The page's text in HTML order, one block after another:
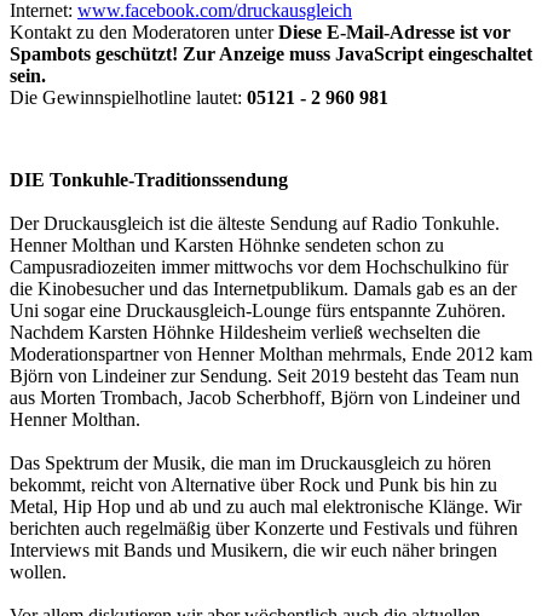
Internet: www.facebook.com/druckausgleich
Kontakt zu den Moderatoren unterDiese E-Mail-Adresse ist vor
Spambots geschützt! Zur Anzeige muss JavaScript eingeschaltet
sein.
Die Gewinnspielhotline lautet: 05121 - 2 960 981
DIE Tonkuhle-Traditionssendung
Der Druckausgleich ist die älteste Sendung auf Radio Tonkuhle.
Henner Molthan und Karsten Höhnke sendeten schon zu
Campusradiozeiten immer mittwochs vor dem Hochschulkino für
die Kinobesucher und das Internetpublikum. Damals gab es an der
Uni sogar eine Druckausgleich-Lounge fürs entspannte Zuhören.
Nachdem Karsten Höhnke Hildesheim verließ wechselten die
Moderationspartner von Henner Molthan mehrmals, Ende 2012 kam
Björn von Lindeiner zur Sendung. Seit 2019 besteht das Team nun
aus Morten Trombach, Jacob Scherbhoff, Björn von Lindeiner und
Henner Molthan.
Das Spektrum der Musik, die man im Druckausgleich zu hören
bekommt, reicht von Alternative über Rock und Punk bis hin zu
Metal, Hip Hop und ab und zu auch mal elektronische Klänge. Wir
berichten auch regelmäßig über Konzerte und Festivals und führen
Interviews mit Bands und Musikern, die wir euch näher bringen
wollen.